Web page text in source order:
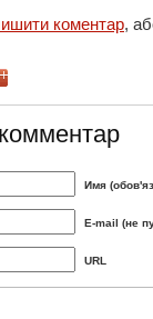
коментар,
Имя
E-mail (не
URL